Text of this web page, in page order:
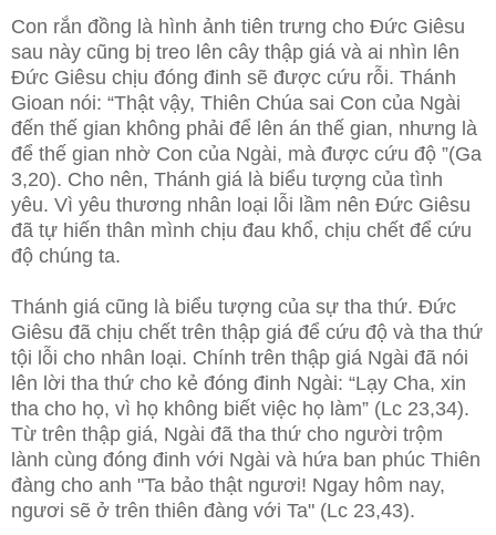
Con rắn đồng là hình ảnh tiên trưng cho Đức Giêsu
sau này cũng bị treo lên cây thập giá và ai nhìn lên
Đức Giêsu chịu đóng đinh sẽ được cứu rỗi. Thánh
Gioan nói: “Thật vậy, Thiên Chúa sai Con của Ngài
đến thế gian không phải để lên án thế gian, nhưng là
để thế gian nhờ Con của Ngài, mà được cứu độ ”(Ga
3,20). Cho nên, Thánh giá là biểu tượng của tình
yêu. Vì yêu thương nhân loại lỗi lầm nên Đức Giêsu
đã tự hiến thân mình chịu đau khổ, chịu chết để cứu
độ chúng ta.
Thánh giá cũng là biểu tượng của sự tha thứ. Đức
Giêsu đã chịu chết trên thập giá để cứu độ và tha thứ
tội lỗi cho nhân loại. Chính trên thập giá Ngài đã nói
lên lời tha thứ cho kẻ đóng đinh Ngài: “Lạy Cha, xin
tha cho họ, vì họ không biết việc họ làm” (Lc 23,34).
Từ trên thập giá, Ngài đã tha thứ cho người trộm
lành cùng đóng đinh với Ngài và hứa ban phúc Thiên
đàng cho anh "Ta bảo thật ngươi! Ngay hôm nay,
ngươi sẽ ở trên thiên đàng với Ta" (Lc 23,43).